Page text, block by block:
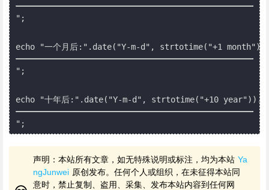
";
echo "一个月后:".date("Y-m-d", strtotime("+1
";
echo "十年后:".date("Y-m-d", strtotime("+10 year"))."
声明：本站所有文章，如无特殊说明或标注，均为本站 Ya
ngJunwei 原创发布。任何个人或组织，在未征得本站同
意时，禁止复制、盗用、采集、发布本站内容到任何网